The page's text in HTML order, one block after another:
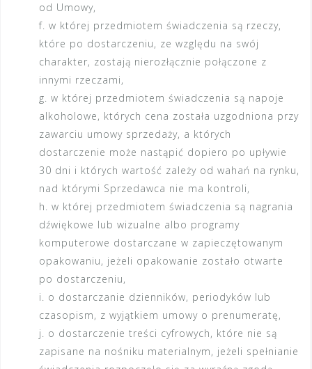
od Umowy,
f. w której przedmiotem świadczenia są rzeczy,
które po dostarczeniu, ze względu na swój
charakter, zostają nierozłącznie połączone z
innymi rzeczami,
g. w której przedmiotem świadczenia są napoje
alkoholowe, których cena została uzgodniona przy
zawarciu umowy sprzedaży, a których
dostarczenie może nastąpić dopiero po upływie
30 dni i których wartość zależy od wahań na rynku,
nad którymi Sprzedawca nie ma kontroli,
h. w której przedmiotem świadczenia są nagrania
dźwiękowe lub wizualne albo programy
komputerowe dostarczane w zapieczętowanym
opakowaniu, jeżeli opakowanie zostało otwarte
po dostarczeniu,
i. o dostarczanie dzienników, periodyków lub
czasopism, z wyjątkiem umowy o prenumeratę,
j. o dostarczenie treści cyfrowych, które nie są
zapisane na nośniku materialnym, jeżeli spełnianie